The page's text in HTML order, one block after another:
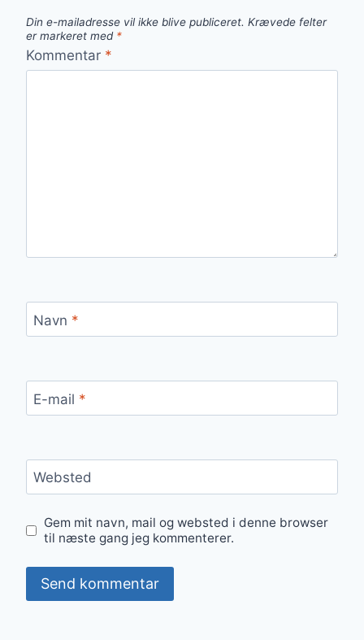
Din e-mailadresse vil ikke blive publiceret. Krævede felter
er markeret med *
Kommentar *
Navn *
E-mail *
Websted
Gem mit navn, mail og websted i denne browser
til næste gang jeg kommenterer.